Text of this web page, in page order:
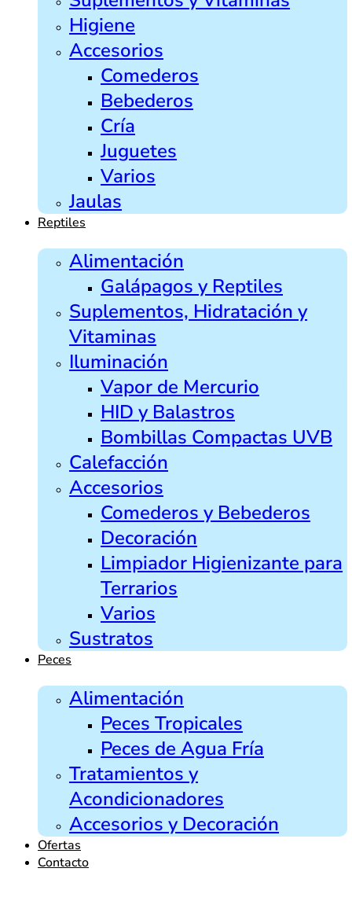
Higiene
Accesorios
Comederos
Bebederos
Cría
Juguetes
Varios
Jaulas
Reptiles
Alimentación
Galápagos y Reptiles
Suplementos, Hidratación y
Vitaminas
Iluminación
Vapor de Mercurio
HID y Balastros
Bombillas Compactas UVB
Calefacción
Accesorios
Comederos y Bebederos
Decoración
Limpiador Higienizante para
Terrarios
Varios
Sustratos
Peces
Alimentación
Peces Tropicales
Peces de Agua Fría
Tratamientos y
Acondicionadores
Accesorios y Decoración
Ofertas
Contacto